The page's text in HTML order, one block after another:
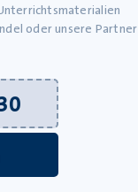
Verlagsautoren
oder unsere Partner